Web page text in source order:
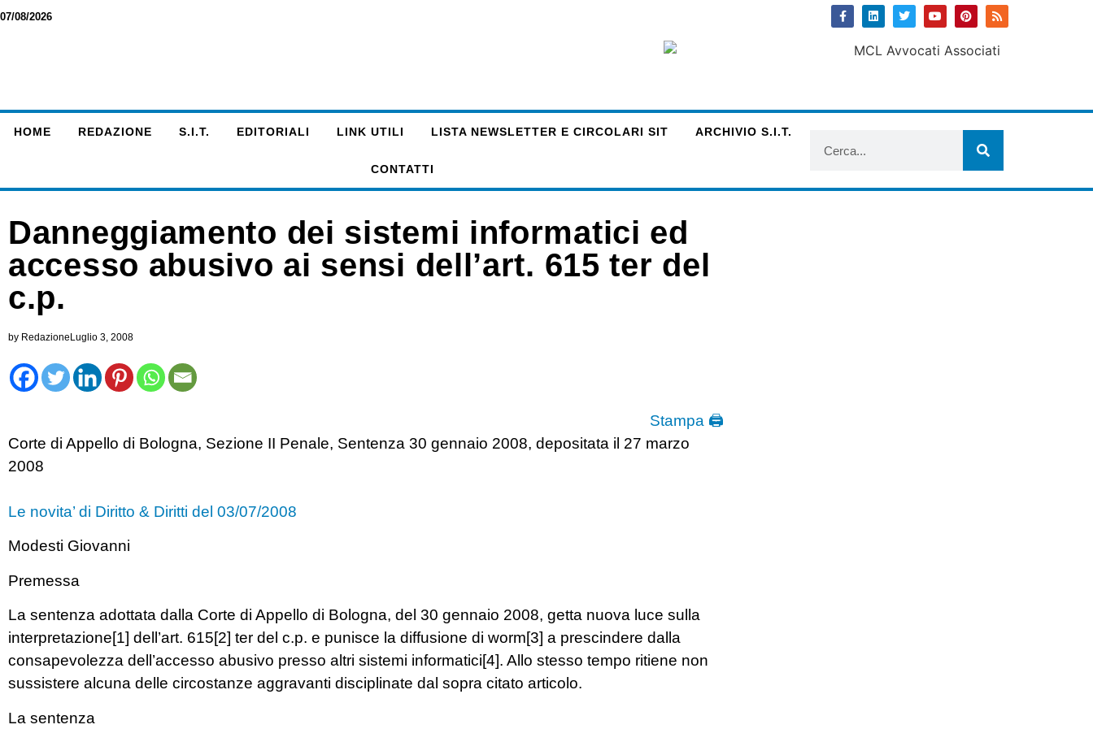
07/08/2026
HOME REDAZIONE S.I.T. EDITORIALI LINK UTILI LISTA NEWSLETTER E CIRCOLARI SIT ARCHIVIO S.I.T.
CONTATTI
Danneggiamento dei sistemi informatici ed
accesso abusivo ai sensi dell’art. 615 ter del
c.p.
by Redazione Luglio 3, 2008
Stampa 🖨
Corte di Appello di Bologna, Sezione II Penale, Sentenza 30 gennaio 2008, depositata il 27 marzo
2008
Le novita’ di Diritto & Diritti del 03/07/2008
Modesti Giovanni
Premessa
La sentenza adottata dalla Corte di Appello di Bologna, del 30 gennaio 2008, getta nuova luce sulla
interpretazione[1] dell’art. 615[2] ter del c.p. e punisce la diffusione di worm[3] a prescindere dalla
consapevolezza dell’accesso abusivo presso altri sistemi informatici[4]. Allo stesso tempo ritiene non
sussistere alcuna delle circostanze aggravanti disciplinate dal sopra citato articolo.
La sentenza